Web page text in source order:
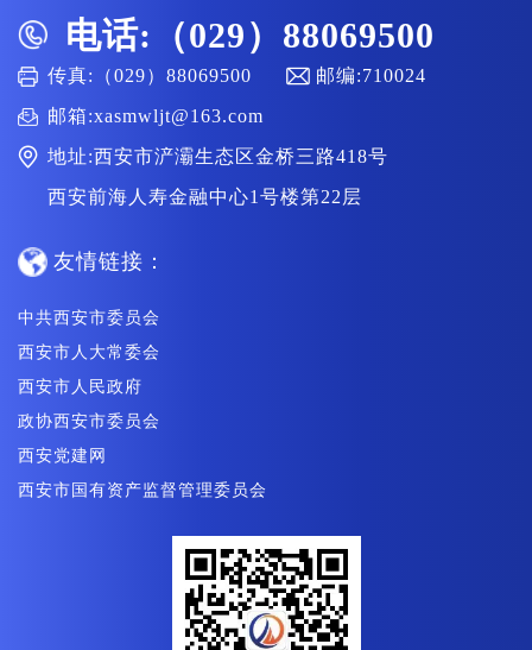
电话:（029）88069500
传真:（029）88069500
邮编:710024
邮箱:xasmwljt@163.com
地址:西安市浐灞生态区金桥三路418号
西安前海人寿金融中心1号楼第22层
友情链接：
中共西安市委员会
西安市人大常委会
西安市人民政府
政协西安市委员会
西安党建网
西安市国有资产监督管理委员会